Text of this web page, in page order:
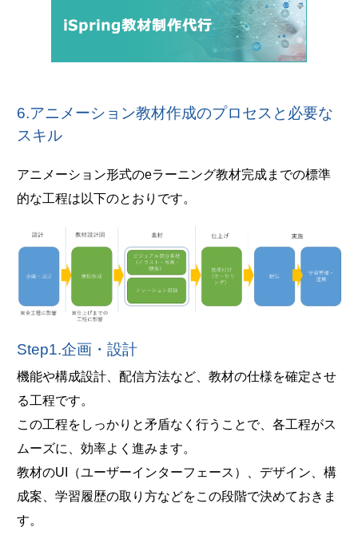
6.アニメーション教材作成のプロセスと必要な
スキル
アニメーション形式のeラーニング教材完成までの標準
的な工程は以下のとおりです。
Step1.企画・設計
機能や構成設計、配信方法など、教材の仕様を確定させ
る工程です。
この工程をしっかりと矛盾なく行うことで、各工程がス
ムーズに、効率よく進みます。
教材のUI（ユーザーインターフェース）、デザイン、構
成案、学習履歴の取り方などをこの段階で決めておきま
す。